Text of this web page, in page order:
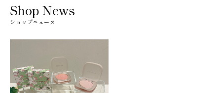
Shop News
ショップニュース